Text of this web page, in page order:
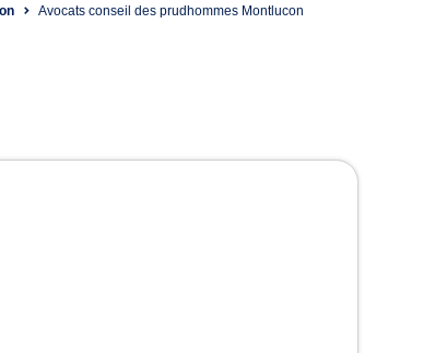
Avocats conseil des prudhommes Montlucon
Montluçon